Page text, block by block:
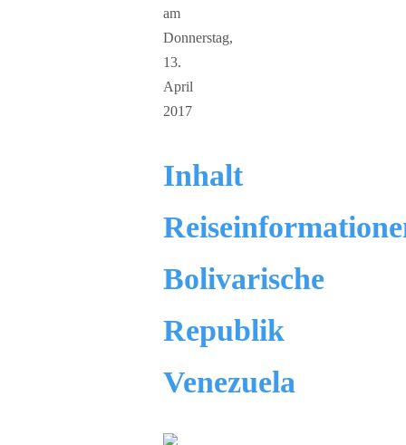
am
Donnerstag,
13.
April
2017
Inhalt
Bolivarische
Republik
Venezuela